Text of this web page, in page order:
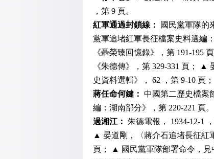
，第 9 頁。
紅軍通過封鎖線：
國民黨軍隊的
黨軍追堵紅軍長征檔案史料選編
《聶榮臻回憶錄》，第 191-195
《朱德傳》，第 329-331 頁；
史資料選輯》， 62 ，第 9-10 頁
蔣任命何鍵： 中國第二歷史檔案
編：湖南部分》，第 220-221 頁。
過湘江： 朱德電報， 1934-12-1
▲ 晏道剛，〈蔣介石追堵長征紅
頁； ▲ 國民黨軍隊部署命令，見